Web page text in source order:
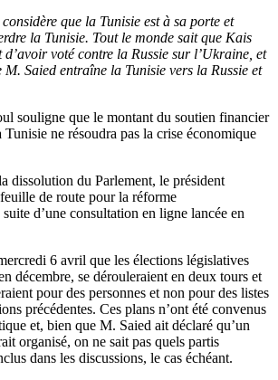
que la Tunisie est à sa porte et
la Tunisie. Tout le monde sait que Kais
d’avoir voté contre la Russie sur l’Ukraine, et
Saied entraîne la Tunisie vers la Russie et
souligne que le montant du soutien financier
ne résoudra pas la crise économique
dissolution du Parlement, le président
de route pour la réforme
d’une consultation en ligne lancée en
6 avril que les élections législatives
décembre, se dérouleraient en deux tours et
pour des personnes et non pour des listes
précédentes. Ces plans n’ont été convenus
et, bien que M. Saied ait déclaré qu’un
organisé, on ne sait pas quels partis
dans les discussions, le cas échéant.